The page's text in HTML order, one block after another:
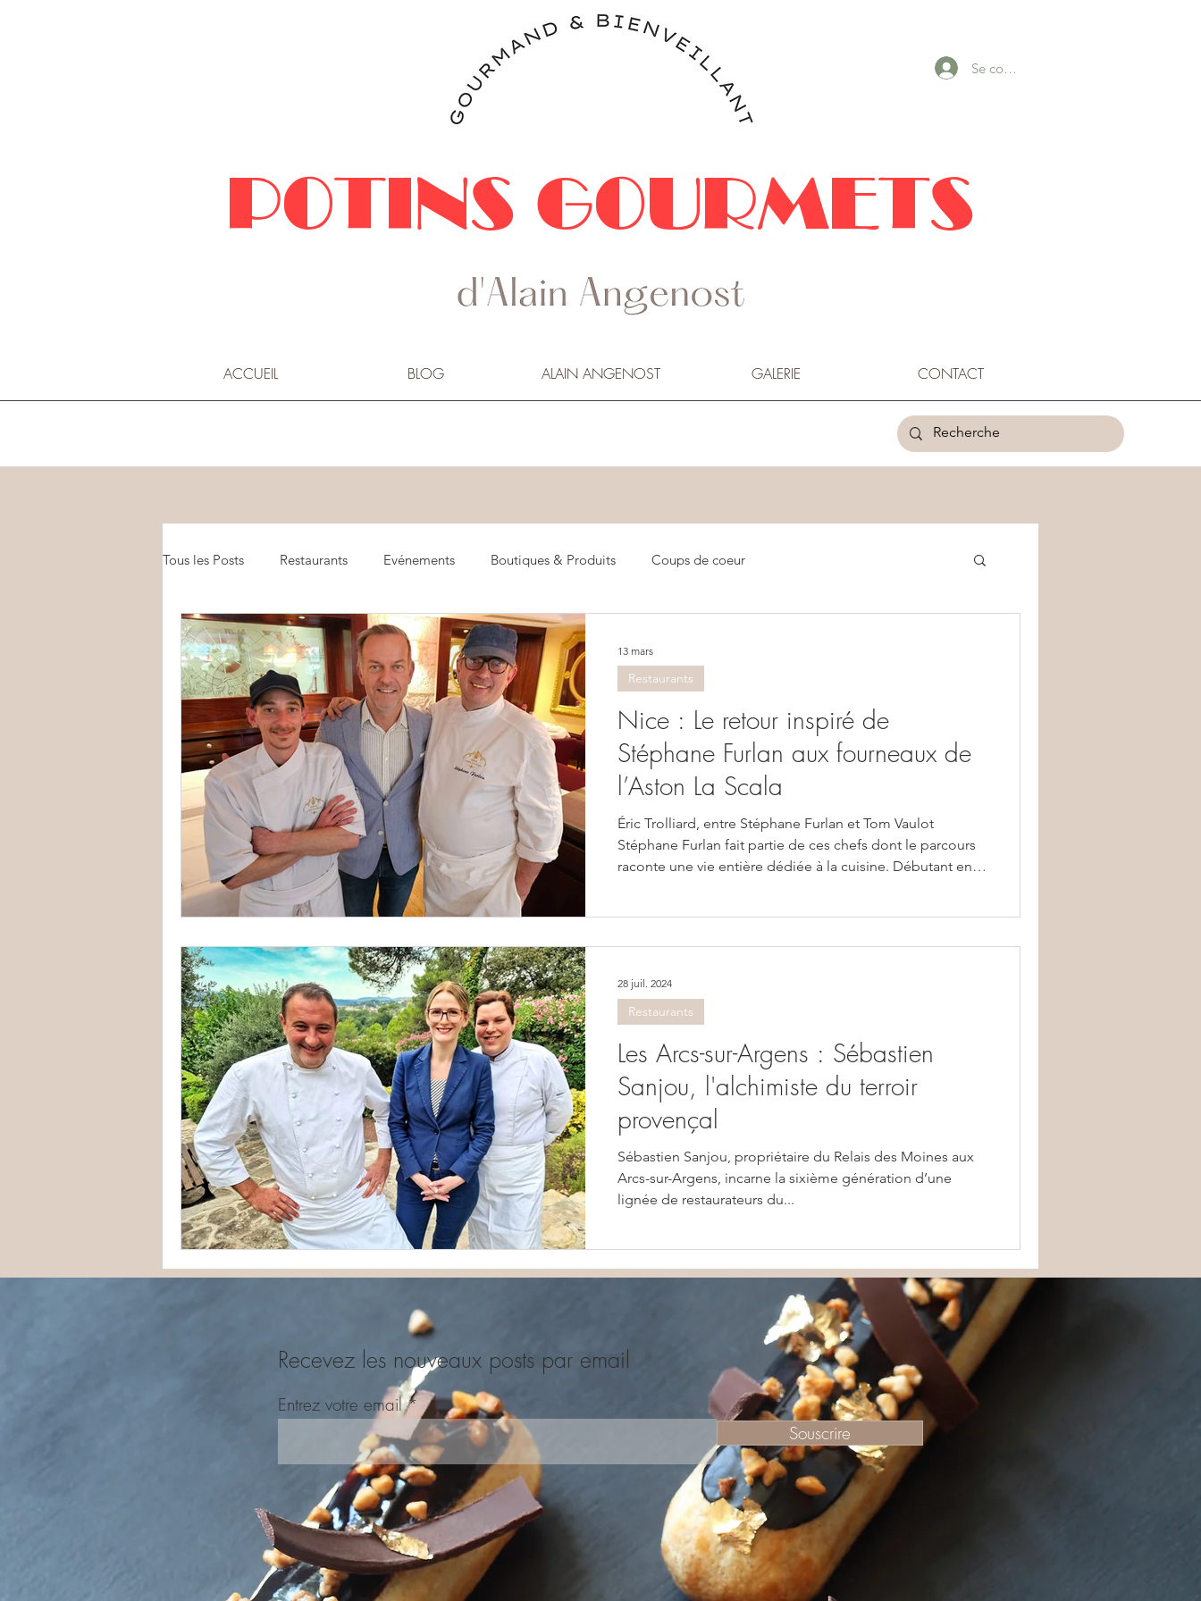
Se connecter
POTINS GOURMETS
ACCUEIL BLOG ALAIN ANGENOST GALERIE CONTACT
Tous les Posts Restaurants Evénements Boutiques & Produits Coups de coeur
Nice : Le retour inspiré de
Stéphane Furlan aux fourneaux de
l’Aston La Scala
Éric Trolliard, entre Stéphane Furlan et Tom Vaulot
Stéphane Furlan fait partie de ces chefs dont le parcours
raconte une vie entière dédiée à la cuisine. Débutant en
sous‑chef sous la direction du regretté Christian Willer. On
centre historique de Ven
Restaurants
13 mars
Les Arcs-sur-Argens : Sébastien
Sanjou, l'alchimiste du terroir
provençal
Sébastien Sanjou, propriétaire du Relais des Moines aux
Arcs-sur-Argens, incarne la sixième génération d’une
lignée de restaurateurs du...
Restaurants
28 juil. 2024
Recevez les nouveaux posts par email
Entrez votre email
Souscrire